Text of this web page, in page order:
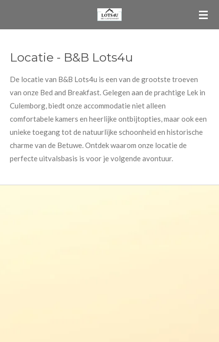
hoofdinhoud
Locatie - B&B Lots4u
De locatie van B&B Lots4u is een van de grootste troeven
van onze Bed and Breakfast. Gelegen aan de prachtige Lek in
Culemborg, biedt onze accommodatie niet alleen
comfortabele kamers en heerlijke ontbijtopties, maar ook een
unieke toegang tot de natuurlijke schoonheid en historische
charme van de Betuwe. Ontdek waarom onze locatie de
perfecte uitvalsbasis is voor je volgende avontuur.